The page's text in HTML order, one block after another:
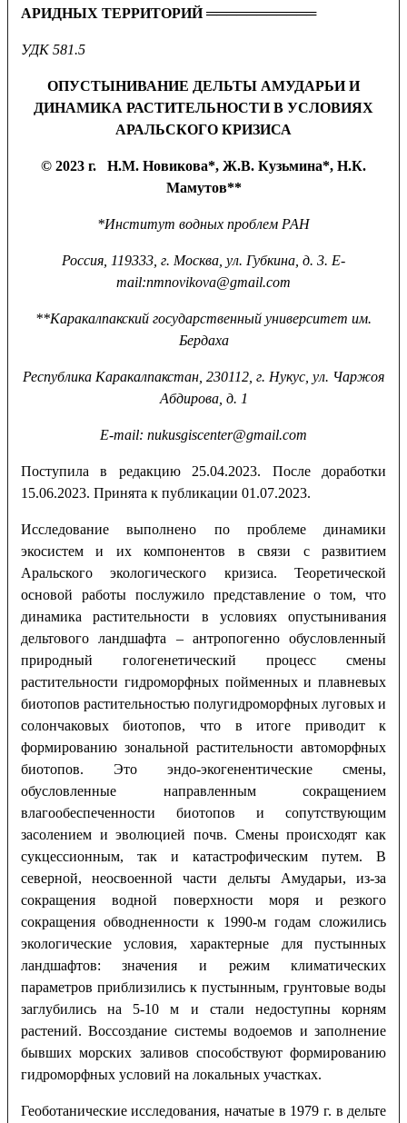
АРИДНЫХ ТЕРРИТОРИЙ ═══════════
УДК 581.5
ОПУСТЫНИВАНИЕ ДЕЛЬТЫ АМУДАРЬИ И
ДИНАМИКА РАСТИТЕЛЬНОСТИ В УСЛОВИЯХ
АРАЛЬСКОГО КРИЗИСА
© 2023 г. Н.М. Новикова*, Ж.В. Кузьмина*, Н.К.
Мамутов**
*Институт водных проблем РАН
Россия, 119333, г. Москва, ул. Губкина, д. 3. Е-
mail:nmnovikova@gmail.com
**Каракалпакский государственный университет им.
Бердаха
Республика Каракалпакстан, 230112, г. Нукус, ул. Чаржоя
Абдирова, д. 1
Е-mail: nukusgiscenter@gmail.com
Поступила в редакцию 25.04.2023. После доработки
15.06.2023. Принята к публикации 01.07.2023.
Исследование выполнено по проблеме динамики
экосистем и их компонентов в связи с развитием
Аральского экологического кризиса. Теоретической
основой работы послужило представление о том, что
динамика растительности в условиях опустынивания
дельтового ландшафта – антропогенно обусловленный
природный гологенетический процесс смены
растительности гидроморфных пойменных и плавневых
биотопов растительностью полугидроморфных луговых и
солончаковых биотопов, что в итоге приводит к
формированию зональной растительности автоморфных
биотопов. Это эндо-экогенентические смены,
обусловленные направленным сокращением
влагообеспеченности биотопов и сопутствующим
засолением и эволюцией почв. Смены происходят как
сукцессионным, так и катастрофическим путем. В
северной, неосвоенной части дельты Амударьи, из-за
сокращения водной поверхности моря и резкого
сокращения обводненности к 1990-м годам сложились
экологические условия, характерные для пустынных
ландшафтов: значения и режим климатических
параметров приблизились к пустынным, грунтовые воды
заглубились на 5-10 м и стали недоступны корням
растений. Воссоздание системы водоемов и заполнение
бывших морских заливов способствуют формированию
гидроморфных условий на локальных участках.
Геоботанические исследования, начатые в 1979 г. в дельте